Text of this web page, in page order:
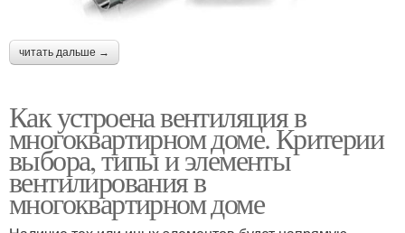
читать дальше →
Как устроена вентиляция в
многоквартирном доме. Критерии
выбора, типы и элементы
вентилирования в
многоквартирном доме